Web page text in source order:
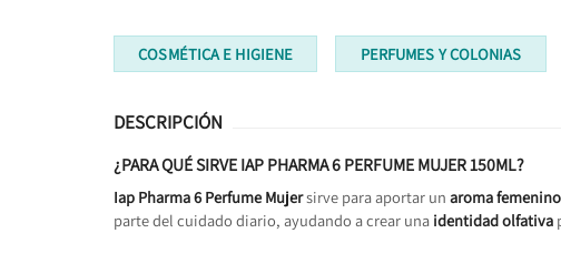
COSMÉTICA E HIGIENE PERFUMES Y COLONIAS
DESCRIPCIÓN
¿PARA QUÉ SIRVE IAP PHARMA 6 PERFUME MUJER 150ML?
Iap Pharma 6 Perfume Mujersirve para aportar un aroma
parte del cuidado diario, ayudando a crear una identidad olfativa